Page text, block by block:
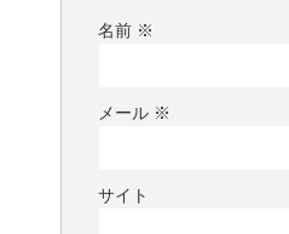
名前 ※
メール ※
サイト